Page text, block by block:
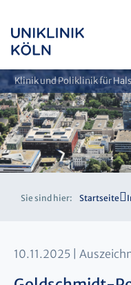
Klinik und Poliklinik für
Sie sind hier: Startseite
10.11.2025